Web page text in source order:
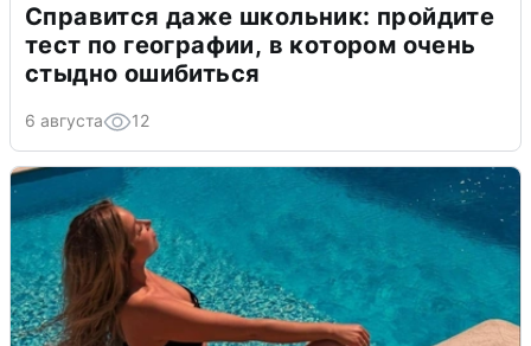
Справится даже школьник: пройдите
тест по географии, в котором очень
стыдно ошибиться
6 августа 12